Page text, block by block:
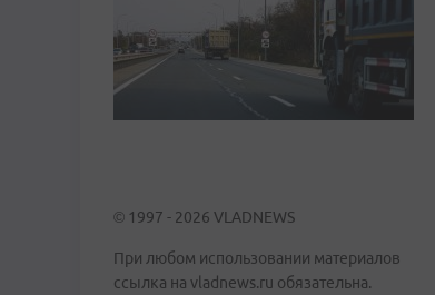
© 1997 - 2026 VLADNEWS
При любом использовании материалов
ссылка на vladnews.ru обязательна.